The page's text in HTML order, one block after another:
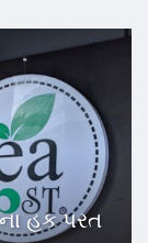
હક પરત